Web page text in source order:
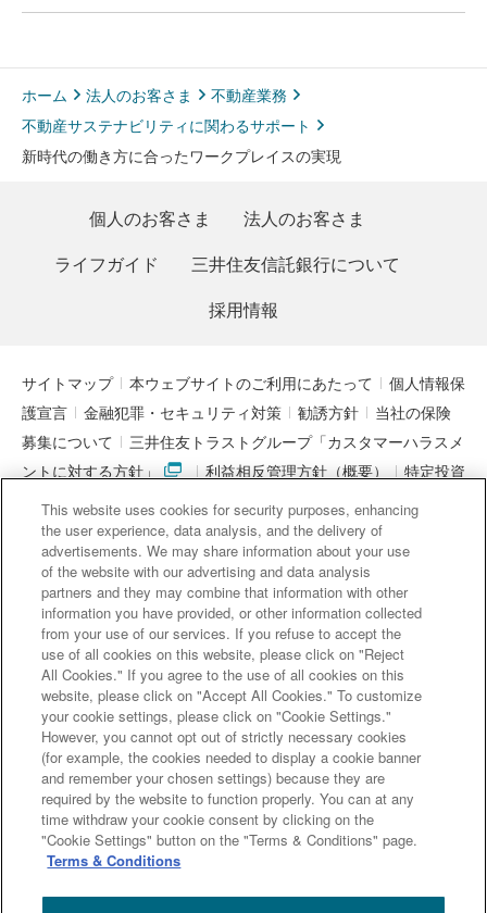
ホーム 法人のお客さま
不動産業務
不動産サステナビリティに関わるサポート
新時代の働き方に合ったワークプレイスの実現
個人のお客さま
法人のお客さま
ライフガイド
三井住友信託銀行について
採用情報
サイトマップ 本ウェブサイトのご利用にあたって
個人情報保
護宣言
金融犯罪・セキュリティ対策 勧誘方針
当社の保険
募集について
三井住友トラストグループ「カスタマーハラスメ
ントに対する方針」
利益相反管理方針（概要）
特定投資
家制度に関する期限日
電子決済等代行業者との連携について
「マネー・ローンダリング及びテロ資金供与対策に関するガイド
ライン」を踏まえた取り組み
アクセシビリティについて
契約代理業・銀行代理業・外国銀行代理業務について
金銭債権
等と預金等との誤認防止について
三井住友信託銀行株式会社
金融機関コード : 0294
登録金融機関 関東財務局長（登金）第649号
加入協会： 日本証券業協会、一般社団法人 資産運用業協会、
一般社団法人 金融先物取引業協会
This website uses cookies for security purposes, enhancing
the user experience, data analysis, and the delivery of
advertisements. We may share information about your use
of the website with our advertising and data analysis
partners and they may combine that information with other
information you have provided, or other information collected
from your use of our services. If you refuse to accept the
use of all cookies on this website, please click on "Reject
All Cookies." If you agree to the use of all cookies on this
website, please click on "Accept All Cookies." To customize
your cookie settings, please click on "Cookie Settings."
However, you cannot opt out of strictly necessary cookies
(for example, the cookies needed to display a cookie banner
and remember your chosen settings) because they are
required by the website to function properly. You can at any
time withdraw your cookie consent by clicking on the
"Cookie Settings" button on the "Terms & Conditions" page.
Terms & Conditions